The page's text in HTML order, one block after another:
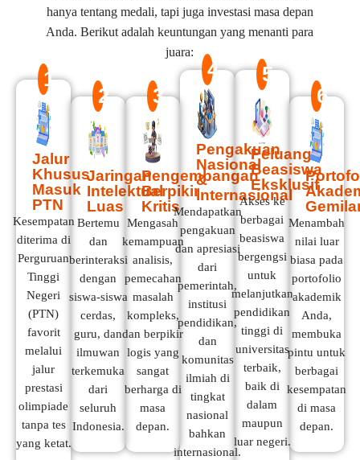
hanya tentang medali, tapi juga investasi masa depan
Anda. Berikut adalah keuntungan yang menanti para
juara:
1
Jalur
Khusus
Masuk
PTN
Kesempatan
diterima di
Perguruan
Tinggi
Negeri
(PTN)
favorit
melalui
jalur
prestasi
olimpiade
tanpa tes
yang ketat.
2
Jaringan
Intelektual
Luas
Bertemu
dan
berinteraksi
dengan
siswa-siswa
cerdas,
guru, dan
ilmuwan
terkemuka
dari
seluruh
Indonesia.
3
Pengembangan
Berpikir
Kritis
Mengasah
kemampuan
analisis,
pemecahan
masalah
kompleks,
dan berpikir
logis yang
sangat
berharga di
masa
depan.
4
Pengakuan
Nasional
&
Internasional
Mendapatkan
pengakuan
dan apresiasi
dari
pemerintah,
institusi
pendidikan,
dan
komunitas
ilmiah di
tingkat
nasional
bahkan
internasional.
5
Peluang
Beasiswa
Eksklusif
Akses ke
berbagai
beasiswa
bergengsi
untuk
melanjutkan
pendidikan
tinggi di
universitas
terbaik,
baik di
dalam
maupun
luar negeri.
6
Menambah
nilai luar
biasa pada
portofolio
akademik
Anda,
membuka
pintu untuk
berbagai
kesempatan
di masa
depan.